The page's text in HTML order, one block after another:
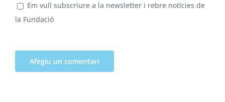
Em vull subscriure a la newsletter i rebre notícies de
la Fundació